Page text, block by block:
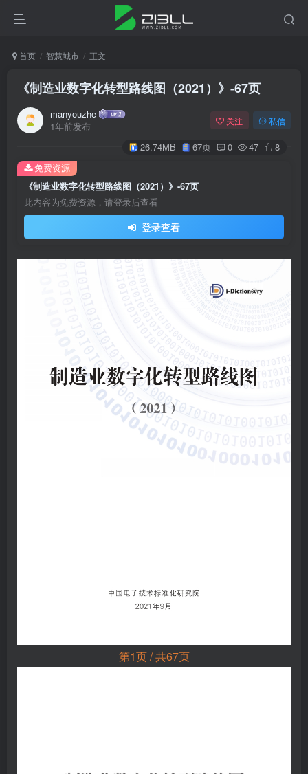
首页 智慧城市 正文
《制造业数字化转型路线图（2021）》-67页
manyouzhe
1年前发布
关注 私信
26.74MB 67页 0 47 8
《制造业数字化转型路线图（2021）》-67页
此内容为免费资源，请登录后查看
登录查看
免费资源
第1页 / 共67页